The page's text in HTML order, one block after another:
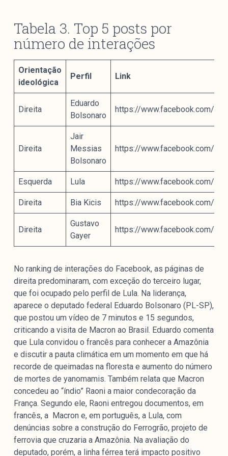
Tabela 3. Top 5 posts por
número de interações
Orientação
ideológica
Perfil Link
Direita
Eduardo
Bolsonaro
https://www.facebook.com/
Direita
Jair
Messias
Bolsonaro
https://www.facebook.com/
Esquerda Lula https://www.facebook.com/
Direita Bia Kicis https://www.facebook.com/
Direita
Gustavo
Gayer
https://www.facebook.com/
No ranking de interações do Facebook, as páginas de
direita predominaram, com exceção do terceiro lugar,
que foi ocupado pelo perfil de Lula. Na liderança,
aparece o deputado federal Eduardo Bolsonaro (PL-SP),
que postou um vídeo de 7 minutos e 15 segundos,
criticando a visita de Macron ao Brasil. Eduardo comenta
que Lula convidou o francês para conhecer a Amazônia
e discutir a pauta climática em um momento em que há
recorde de queimadas na floresta e aumento do número
de mortes de yanomamis. Também relata que Macron
concedeu ao “índio” Raoni a maior condecoração da
França. Segundo ele, Raoni entregou documentos, em
francês, a Macron e, em português, a Lula, com
denúncias sobre a construção do Ferrogrão, projeto de
ferrovia que cruzaria a Amazônia. Na avaliação do
deputado, porém, a linha férrea terá impacto positivo